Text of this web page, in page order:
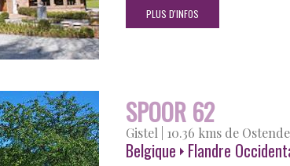
PLUS D'INFOS
SPOOR 62
Gistel 10.36 kms de Ostende
Belgique Flandre